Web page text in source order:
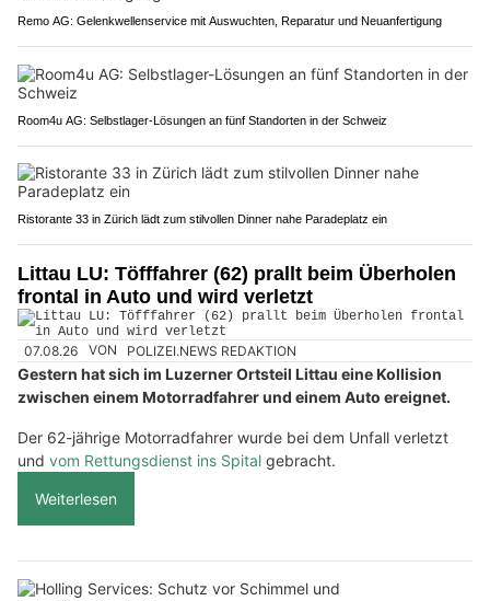
Remo AG: Gelenkwellenservice mit Auswuchten, Reparatur und Neuanfertigung
Room4u AG: Selbstlager-Lösungen an fünf Standorten in der Schweiz
Ristorante 33 in Zürich lädt zum stilvollen Dinner nahe Paradeplatz ein
Littau LU: Töfffahrer (62) prallt beim Überholen
frontal in Auto und wird verletzt
07.08.26 VON POLIZEI.NEWS REDAKTION
Gestern hat sich im Luzerner Ortsteil Littau eine Kollision
zwischen einem Motorradfahrer und einem Auto ereignet.
Der 62-jährige Motorradfahrer wurde bei dem Unfall verletzt
und vom Rettungsdienst ins Spital gebracht.
Weiterlesen